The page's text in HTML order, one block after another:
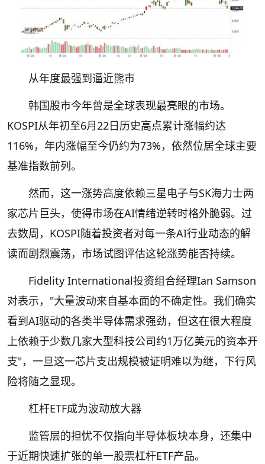
从年度最强到逼近熊市
韩国股市今年曾是全球表现最亮眼的市场。
KOSPI从年初至6月22日历史高点累计涨幅约达
116%，年内涨幅至今仍约为73%，依然位居全球主要
基准指数前列。
然而，这一涨势高度依赖三星电子与SK海力士两
家芯片巨头，使得市场在AI情绪逆转时格外脆弱。过
去数周，KOSPI随着投资者对每一条AI行业动态的解
读而剧烈震荡，市场试图评估这轮涨势能否持续。
Fidelity International投资组合经理Ian Samson
对表示，"大量波动来自基本面的不确定性。我们确实
看到AI驱动的各类半导体需求强劲，但这在很大程度
上依赖于少数几家大型科技公司约1万亿美元的资本开
支"，一旦这一芯片支出规模被证明难以为继，下行风
险将随之显现。
杠杆ETF成为波动放大器
监管层的担忧不仅指向半导体板块本身，还集中
于近期快速扩张的单一股票杠杆ETF产品。